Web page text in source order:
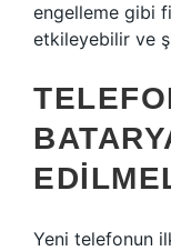
engelleme gibi
etkileyebilir ve
Yeni telefonun